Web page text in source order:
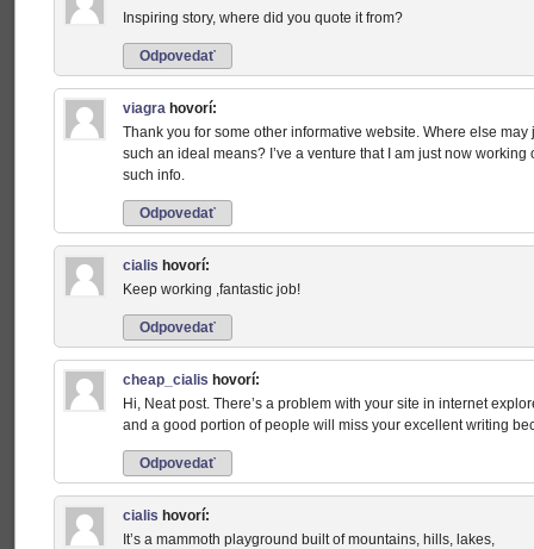
Inspiring story, where did you quote it from?
Odpovedať
viagra hovorí:
Thank you for some other informative website. Where else
such an ideal means? I’ve a venture that I am just now
such info.
Odpovedať
cialis hovorí:
Keep working ,fantastic job!
Odpovedať
cheap_cialis hovorí:
Hi, Neat post. There’s a problem with your site in internet
and a good portion of people will miss your excellent writing
Odpovedať
cialis hovorí:
It’s a mammoth playground built of mountains, hills, lakes,